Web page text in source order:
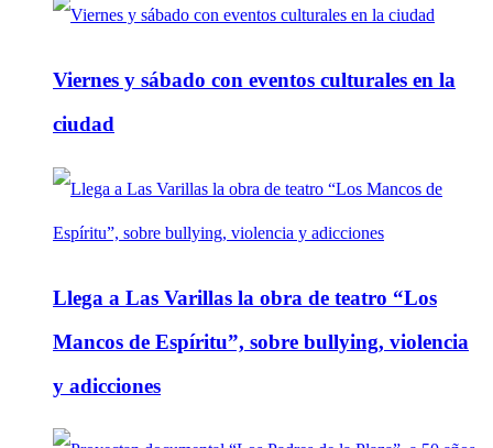
Viernes y sábado con eventos culturales en la
ciudad
Llega a Las Varillas la obra de teatro “Los
Mancos de Espíritu”, sobre bullying, violencia
y adicciones